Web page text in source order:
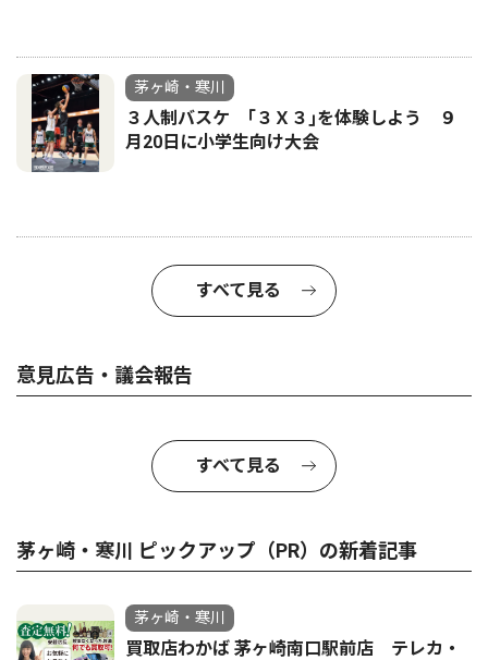
茅ヶ崎・寒川
３人制バスケ ｢３Ｘ３｣を体験しよう ９
月20日に小学生向け大会
すべて見る
意見広告・議会報告
すべて見る
茅ヶ崎・寒川 ピックアップ（PR）の新着記事
茅ヶ崎・寒川
買取店わかば 茅ヶ崎南口駅前店 テレカ・